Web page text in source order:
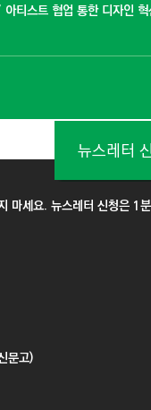
티스트 협업 통한 디자인
마세요. 뉴스레터 신청은 1
뉴스레터
문고)